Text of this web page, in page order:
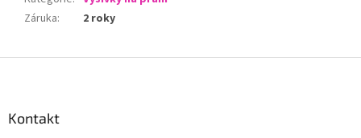
Záruka: 2 roky
Kontakt